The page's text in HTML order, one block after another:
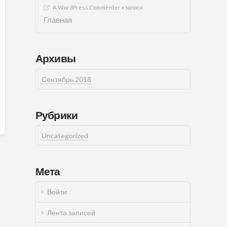
A WordPress Commenterк записи
Главная
Архивы
Сентябрь 2018
Рубрики
Uncategorized
Мета
Войти
Лента записей